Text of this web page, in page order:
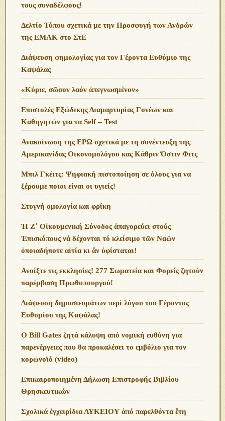
τους συναδέλφους!
Δελτίο Τύπου σχετικά με την Προσφυγή των Ανδρών
της ΕΜΑΚ στο ΣτΕ
Διάψευση φημολογίας για τον Γέροντα Ευθύμιο της
Καψάλας
«Κύριε, σῶσον λαόν ἀπεγνωσμένον»
Επιστολές Εξώδικης Διαμαρτυρίας Γονέων και
Καθηγητών για τα Self – Test
Ανακοίνωση της ΕΡΩ σχετικά με τη συνέντευξη της
Αμερικανίδας Οικονομολόγου κας Κάθριν Όστιν Φιτς
Μπιλ Γκέιτς: Ψηφιακή πιστοποίηση σε όλους για να
ξέρουμε ποιοι είναι οι υγιείς!
Στυγνή ομολογία και φρίκη
Ἡ Ζ΄ Οἰκουμενική Σύνοδος ἀπαγορεύει στούς
Ἐπισκόπους νά δέχονται τό κλείσιμο τῶν Ναῶν
ὁποιαδήποτε αἰτία κι ἄν ὑφίσταται!
Ανoίξτε τις εκκλησίες! 277 Σωματεία και Φορείς ζητούν
παρέμβαση Πρωθυπουργού!
Διάψευση δημοσιευμάτων περί λόγου του Γέροντος
Ευθυμίου της Καψάλας!
O Bill Gates ζητά κάλυψη από νομική ευθύνη για
παρενέργειες που θα προκαλέσει το εμβόλιο για τον
κορωνοϊό (video)
Επικαιροποιημένη Δήλωση Επιστροφής Βιβλίου
Θρησκευτικών
Σχολικά ἐγχειρίδια ΛΥΚΕΙΟΥ ἀπό παρελθόντα ἔτη